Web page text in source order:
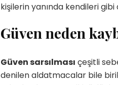
kişilerin yanında kendileri
Güven neden
Güven sarsılması çeşitli
denilen aldatmacalar bile